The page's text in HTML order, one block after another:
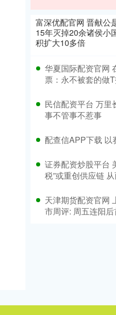
富深优配官网 晋献公
15年灭掉20余诸侯小
积扩大10多倍
华夏国际配资官网
票：永不被套的做
民信配资平台 万里
事不管事不惹事
配查信APP下载 以
证券配资炒股平台
税”或重创供应链
天津期货配资官网
市周评: 周五连阳